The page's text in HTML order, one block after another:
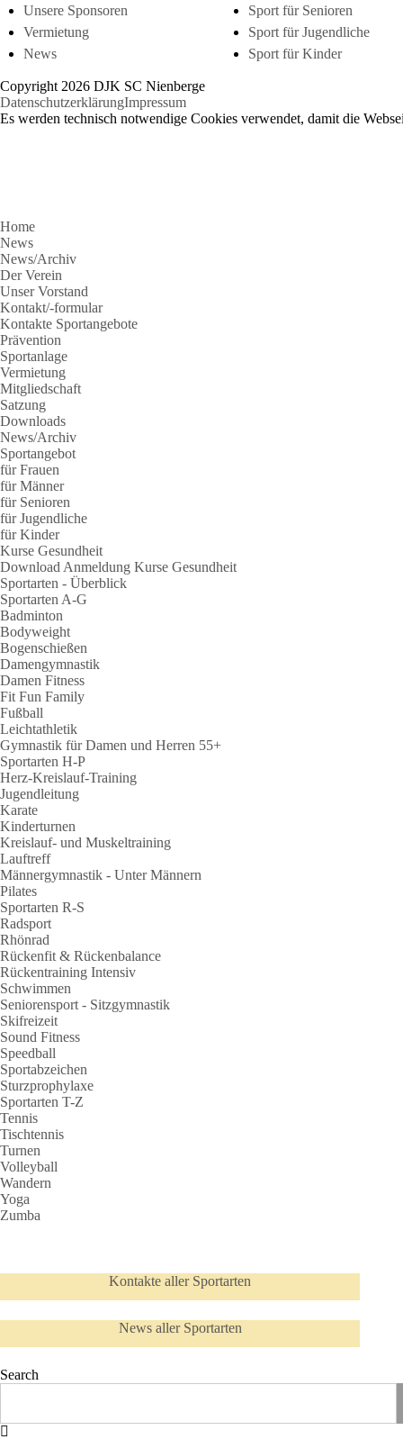
Unsere Sponsoren
Vermietung
News
Sport für Senioren
Sport für Jugendliche
Sport für Kinder
Copyright 2026 DJK SC Nienberge
DatenschutzerklärungImpressum
Es werden technisch notwendige Cookies verwendet, damit die
Home
News
News/Archiv
Der Verein
Unser Vorstand
Kontakt/-formular
Kontakte Sportangebote
Prävention
Sportanlage
Vermietung
Mitgliedschaft
Satzung
Downloads
News/Archiv
Sportangebot
für Frauen
für Männer
für Senioren
für Jugendliche
für Kinder
Kurse Gesundheit
Download Anmeldung Kurse Gesundheit
Sportarten - Überblick
Sportarten A-G
Badminton
Bodyweight
Bogenschießen
Damengymnastik
Damen Fitness
Fit Fun Family
Fußball
Leichtathletik
Gymnastik für Damen und Herren 55+
Sportarten H-P
Herz-Kreislauf-Training
Jugendleitung
Karate
Kinderturnen
Kreislauf- und Muskeltraining
Lauftreff
Männergymnastik - Unter Männern
Pilates
Sportarten R-S
Radsport
Rhönrad
Rückenfit & Rückenbalance
Rückentraining Intensiv
Schwimmen
Seniorensport - Sitzgymnastik
Skifreizeit
Sound Fitness
Speedball
Sportabzeichen
Sturzprophylaxe
Sportarten T-Z
Tennis
Tischtennis
Turnen
Volleyball
Wandern
Yoga
Zumba
Kontakte aller Sportarten
News aller Sportarten
Search